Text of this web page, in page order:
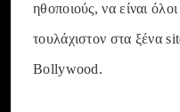
ηθοποιούς, να είναι
τουλάχιστον στα ξένα
Bollywood.